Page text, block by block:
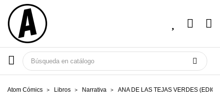
Atom Cómics Libros Narrativa ANA DE LAS TEJAS VERDES